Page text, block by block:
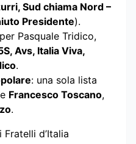
Sud chiama Nord –
Presidente).
Pasquale Tridico,
Avs, Italia Viva,
.
: una sola lista
Francesco Toscano,
.
d’Italia